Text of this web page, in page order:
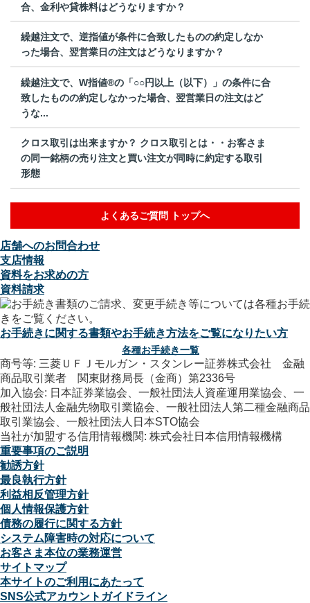
合、金利や貸株料はどうなりますか？
繰越注文で、逆指値が条件に合致したものの約定しなか
った場合、翌営業日の注文はどうなりますか？
繰越注文で、W指値®の「○○円以上（以下）」の条件に合
致したものの約定しなかった場合、翌営業日の注文はど
うな...
クロス取引は出来ますか？ クロス取引とは・・お客さま
の同一銘柄の売り注文と買い注文が同時に約定する取引
形態
よくあるご質問 トップへ
店舗へのお問合わせ
支店情報
資料をお求めの方
資料請求
お手続きに関する書類やお手続き方法をご覧になりたい方
各種お手続き一覧
商号等: 三菱ＵＦＪモルガン・スタンレー証券株式会社 金融
商品取引業者 関東財務局長（金商）第2336号
加入協会: 日本証券業協会、一般社団法人資産運用業協会、一
般社団法人金融先物取引業協会、一般社団法人第二種金融商品
取引業協会、一般社団法人日本STO協会
当社が加盟する信用情報機関: 株式会社日本信用情報機構
重要事項のご説明
勧誘方針
最良執行方針
利益相反管理方針
個人情報保護方針
債務の履行に関する方針
システム障害時の対応について
お客さま本位の業務運営
サイトマップ
本サイトのご利用にあたって
SNS公式アカウントガイドライン